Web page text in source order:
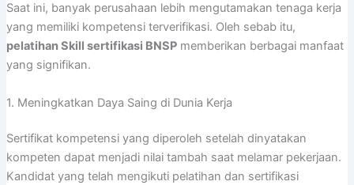
Saat ini, banyak perusahaan lebih mengutamakan tenaga kerja
yang memiliki kompetensi terverifikasi. Oleh sebab itu,
pelatihan Skill sertifikasi BNSPmemberikan berbagai manfaat
yang signifikan.
1. Meningkatkan Daya Saing di Dunia Kerja
Sertifikat kompetensi yang diperoleh setelah dinyatakan
kompeten dapat menjadi nilai tambah saat melamar pekerjaan.
Kandidat yang telah mengikuti pelatihan dan sertifikasi